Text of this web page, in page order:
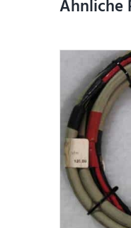
Ähnliche